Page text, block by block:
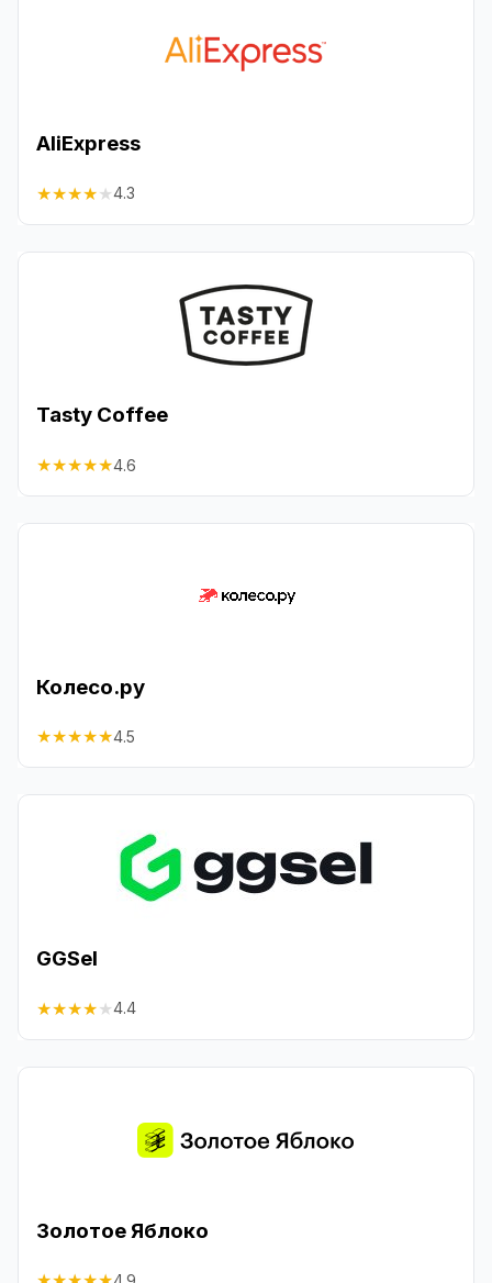
AliExpress
★★★★★4.3
Tasty Coffee
★★★★★4.6
Колесо.ру
★★★★★4.5
GGSel
★★★★★4.4
Золотое Яблоко